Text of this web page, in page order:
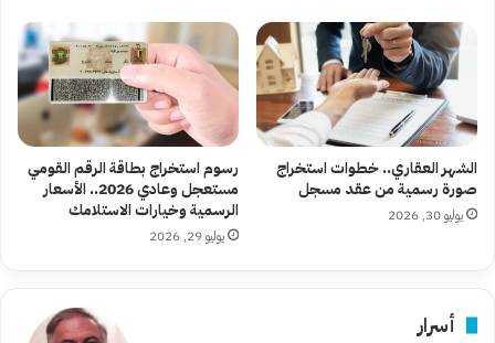
الشهر العقاري.. خطوات استخراج
صورة رسمية من عقد مسجل
يوليو 30, 2026
رسوم استخراج بطاقة الرقم القومي
مستعجل وعادي 2026.. الأسعار
الرسمية وخيارات الاستلامك
يوليو 29, 2026
أسرار